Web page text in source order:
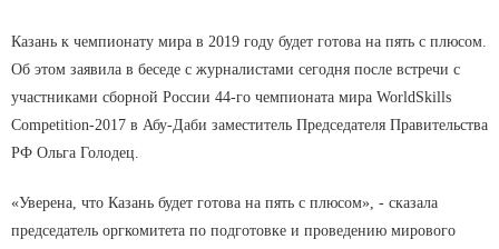
Казань к чемпионату мира в 2019 году будет готова на пять с плюсом.
Об этом заявила в беседе с журналистами сегодня после встречи с
участниками сборной России 44-го чемпионата мира WorldSkills
Competition-2017 в Абу-Даби заместитель Председателя Правительства
РФ Ольга Голодец.
«Уверена, что Казань будет готова на пять с плюсом», - сказала
председатель оргкомитета по подготовке и проведению мирового